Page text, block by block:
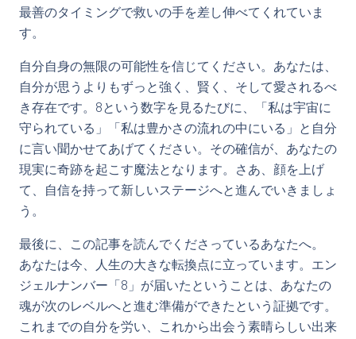
最善のタイミングで救いの手を差し伸べてくれていま
す。
自分自身の無限の可能性を信じてください。あなたは、
自分が思うよりもずっと強く、賢く、そして愛されるべ
き存在です。8という数字を見るたびに、「私は宇宙に
守られている」「私は豊かさの流れの中にいる」と自分
に言い聞かせてあげてください。その確信が、あなたの
現実に奇跡を起こす魔法となります。さあ、顔を上げ
て、自信を持って新しいステージへと進んでいきましょ
う。
最後に、この記事を読んでくださっているあなたへ。
あなたは今、人生の大きな転換点に立っています。エン
ジェルナンバー「8」が届いたということは、あなたの
魂が次のレベルへと進む準備ができたという証拠です。
これまでの自分を労い、これから出会う素晴らしい出来